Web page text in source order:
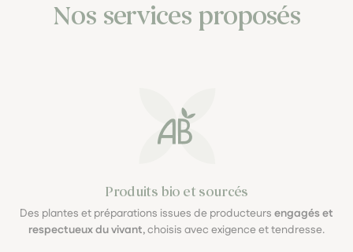
Nos services proposés
Produits bio et sourcés
Des plantes et préparations issues de producteurs engagés et
respectueux du vivant, choisis avec exigence et tendresse.